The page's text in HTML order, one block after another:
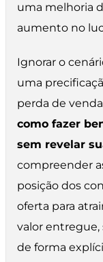
uma melhoria
aumento no
Ignorar o
uma
perda de
como fazer
sem revelar
compreender
posição dos
oferta para
valor
de forma